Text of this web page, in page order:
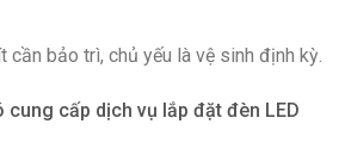
cần bảo trì, chủ yếu là vệ sinh định kỳ.
cung cấp dịch vụ lắp đặt đèn LED